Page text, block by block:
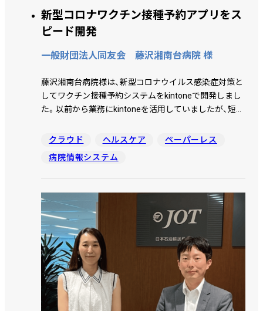
新型コロナワクチン接種予約アプリをス
ピード開発
一般財団法人同友会 藤沢湘南台病院 様
藤沢湘南台病院様は、新型コロナウイルス感染症対策と
してワクチン接種予約システムをkintoneで開発しまし
た。以前から業務にkintoneを活用していましたが、短期
難易度の高いシステムのため、ＪＢＣＣにサポート支援
状態からアプリを作り上げるまでの道のりについて、お
話を伺いました。
クラウド ヘルスケア
ペーパーレス
病院情報システム